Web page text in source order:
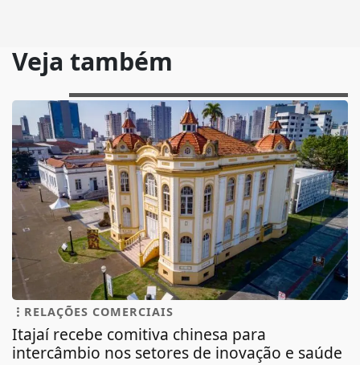
Veja também
RELAÇÕES COMERCIAIS
Itajaí recebe comitiva chinesa para
intercâmbio nos setores de inovação e saúde